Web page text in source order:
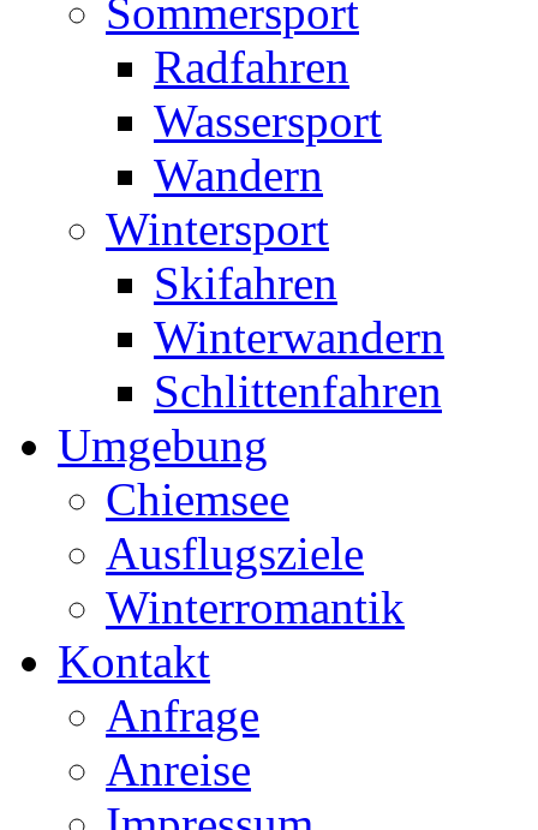
Sommersport
Radfahren
Wassersport
Wandern
Wintersport
Skifahren
Winterwandern
Schlittenfahren
Umgebung
Chiemsee
Ausflugsziele
Winterromantik
Kontakt
Anfrage
Anreise